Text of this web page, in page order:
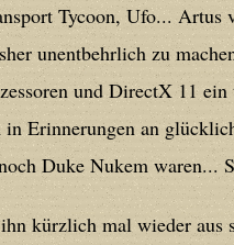
of dynamic
www/cms/
of dynamic
users/confidit/
Tycoon, Ufo... Artus
unentbehrlich zu
und DirectX 11
in Erinnerungen an
Duke Nukem waren...
kürzlich mal wieder aus